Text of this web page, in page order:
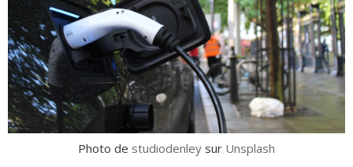
Photo de studiodenley sur Unsplash